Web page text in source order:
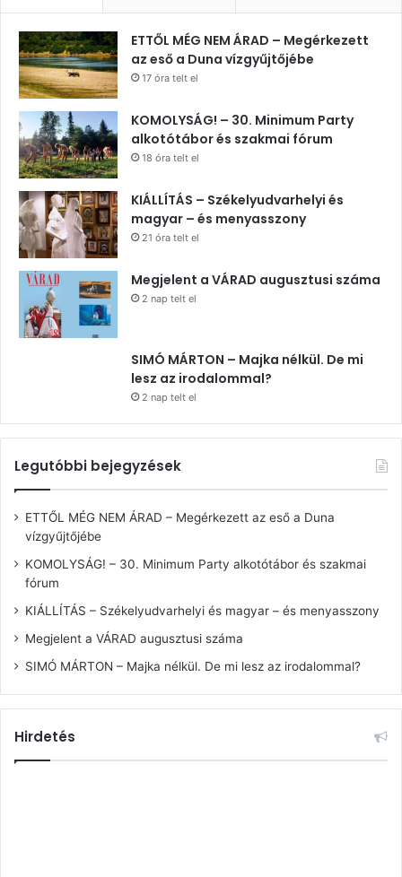
ETTŐL MÉG NEM ÁRAD – Megérkezett
az eső a Duna vízgyűjtőjébe
17 óra telt el
KOMOLYSÁG! – 30. Minimum Party
alkotótábor és szakmai fórum
18 óra telt el
KIÁLLÍTÁS – Székelyudvarhelyi és
magyar – és menyasszony
21 óra telt el
Megjelent a VÁRAD augusztusi száma
2 nap telt el
SIMÓ MÁRTON – Majka nélkül. De mi
lesz az irodalommal?
2 nap telt el
Legutóbbi bejegyzések
ETTŐL MÉG NEM ÁRAD – Megérkezett az eső a Duna
vízgyűjtőjébe
KOMOLYSÁG! – 30. Minimum Party alkotótábor és szakmai
fórum
KIÁLLÍTÁS – Székelyudvarhelyi és magyar – és menyasszony
Megjelent a VÁRAD augusztusi száma
SIMÓ MÁRTON – Majka nélkül. De mi lesz az irodalommal?
Hirdetés